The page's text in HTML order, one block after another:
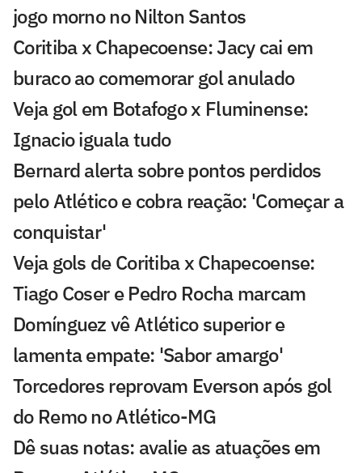
jogo morno no Nilton Santos
Coritiba x Chapecoense: Jacy cai em
buraco ao comemorar gol anulado
Veja gol em Botafogo x Fluminense:
Ignacio iguala tudo
Bernard alerta sobre pontos perdidos
pelo Atlético e cobra reação: 'Começar a
conquistar'
Veja gols de Coritiba x Chapecoense:
Tiago Coser e Pedro Rocha marcam
Domínguez vê Atlético superior e
lamenta empate: 'Sabor amargo'
Torcedores reprovam Everson após gol
do Remo no Atlético-MG
Dê suas notas: avalie as atuações em